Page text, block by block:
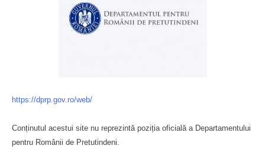
https://dprp.gov.ro/web/
Conținutul acestui site nu reprezintă poziția oficială a Departamentului
pentru Românii de Pretutindeni.